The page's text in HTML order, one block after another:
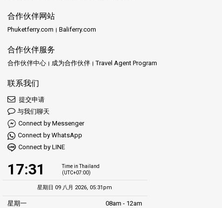
合作伙伴网站
Phuketferry.com Baliferry.com
合作伙伴服务
合作伙伴中心 成为合作伙伴 Travel Agent Program
联系我们
提交申请
与我们聊天
Connect by Messenger
Connect by WhatsApp
Connect by LINE
17:31
Time in Thailand
(UTC+07:00)
星期日 09 八月 2026, 05:31pm
星期一
08am - 12am